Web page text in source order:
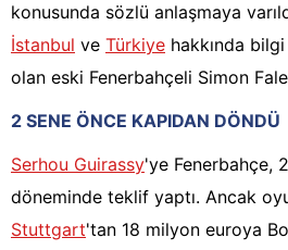
konusunda sözlü anlaşmaya
İstanbul ve Türkiye hakkında
olan eski Fenerbahçeli Simon
2 SENE ÖNCE KAPIDAN DÖNDÜ
Serhou Guirassy'ye Fenerbahçe,
döneminde teklif yaptı. Ancak
Stuttgart'tan 18 milyon euroya